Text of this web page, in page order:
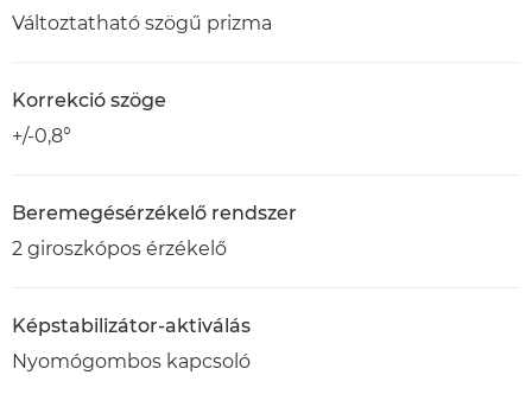
Változtatható szögű prizma
Korrekció szöge
+/-0,8°
Beremegésérzékelő rendszer
2 giroszkópos érzékelő
Képstabilizátor-aktiválás
Nyomógombos kapcsoló